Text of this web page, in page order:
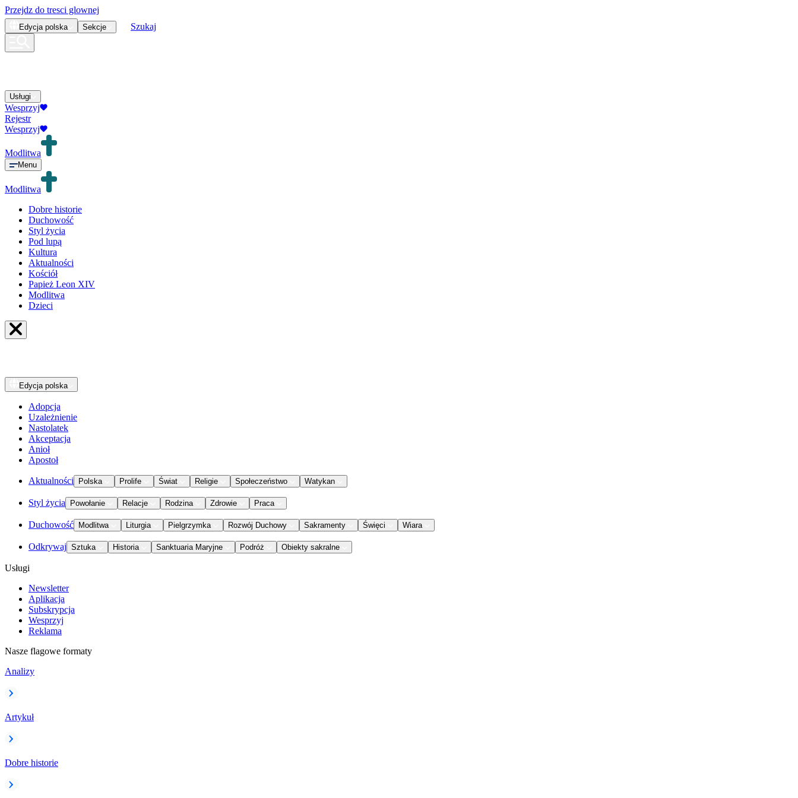
Przejdz do tresci glownej
Edycja polska Sekcje Szukaj
Usługi
Wesprzyj
Rejestr
Wesprzyj
Modlitwa
Menu
Modlitwa
Dobre historie
Duchowość
Styl życia
Pod lupą
Kultura
Aktualności
Kościół
Papież Leon XIV
Modlitwa
Dzieci
Edycja polska
Adopcja
Uzależnienie
Nastolatek
Akceptacja
Anioł
Apostoł
Aktualności Polska Prolife Świat Religie Społeczeństwo Watykan
Styl życia Powołanie Relacje Rodzina Zdrowie Praca
Duchowość Modlitwa Liturgia Pielgrzymka Rozwój Duchowy Sakramenty Święci Wiara
Odkrywaj Sztuka Historia Sanktuaria Maryjne Podróż Obiekty sakralne
Usługi
Newsletter
Aplikacja
Subskrypcja
Wesprzyj
Reklama
Nasze flagowe formaty
Analizy
Artykuł
Dobre historie